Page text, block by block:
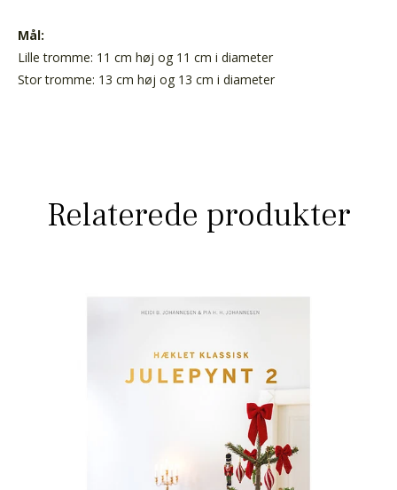
Mål:
Lille tromme: 11 cm høj og 11 cm i diameter
Stor tromme: 13 cm høj og 13 cm i diameter
Relaterede produkter